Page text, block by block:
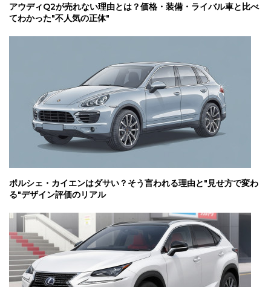
アウディQ2が売れない理由とは？価格・装備・ライバル車と比べ
てわかった"不人気の正体"
ポルシェ・カイエンはダサい？そう言われる理由と"見せ方で変わ
る"デザイン評価のリアル